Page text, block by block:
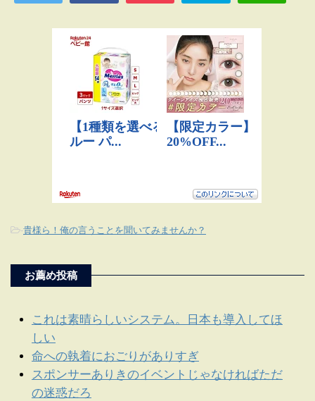
-貴様ら！俺の言うことを聞いてみませんか？
お薦め投稿
これは素晴らしいシステム。日本も導入してほ
しい
命への執着におごりがありすぎ
スポンサーありきのイベントじゃなければただ
の迷惑だろ